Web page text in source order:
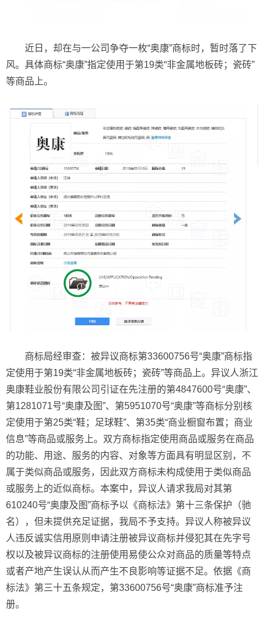
近日，却在与一公司争夺一枚“奥康”商标时，暂时落了下
风。具体商标“奥康”指定使用于第19类“非金属地板砖；瓷砖”
等商品上。
商标局经审查：被异议商标第33600756号“奥康”商标指
定使用于第19类“非金属地板砖；瓷砖”等商品上。异议人浙江
奥康鞋业股份有限公司引证在先注册的第4847600号“奥康”、
第1281071号“奥康及图”、第5951070号“奥康”等商标分别核
定使用于第25类“鞋；足球鞋”、第35类“商业橱窗布置；商业
信息”等商品或服务上。双方商标指定使用商品或服务在商品
的功能、用途、服务的内容、对象等方面具有明显区别，不
属于类似商品或服务，因此双方商标未构成使用于类似商品
或服务上的近似商标。本案中，异议人请求我局对其第
610240号“奥康及图”商标予以《商标法》第十三条保护（驰
名），但未提供充足证据，我局不予支持。异议人称被异议
人违反诚实信用原则申请注册被异议商标并侵犯其在先字号
权以及被异议商标的注册使用易使公众对商品的质量等特点
或者产地产生误认从而产生不良影响等证据不足。依据《商
标法》第三十五条规定，第33600756号“奥康”商标准予注
册。